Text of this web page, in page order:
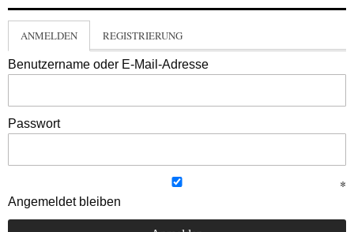
ANMELDEN REGISTRIERUNG
Benutzername oder E-Mail-Adresse
Passwort
Angemeldet bleiben